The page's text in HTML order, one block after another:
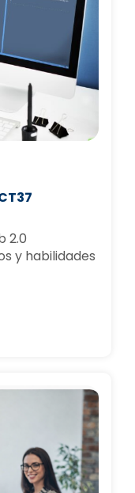
2.0
y habilidades